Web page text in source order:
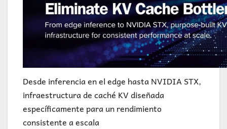
Desde inferencia en el edge hasta NVIDIA STX,
infraestructura de caché KV diseñada
específicamente para un rendimiento
consistente a escala